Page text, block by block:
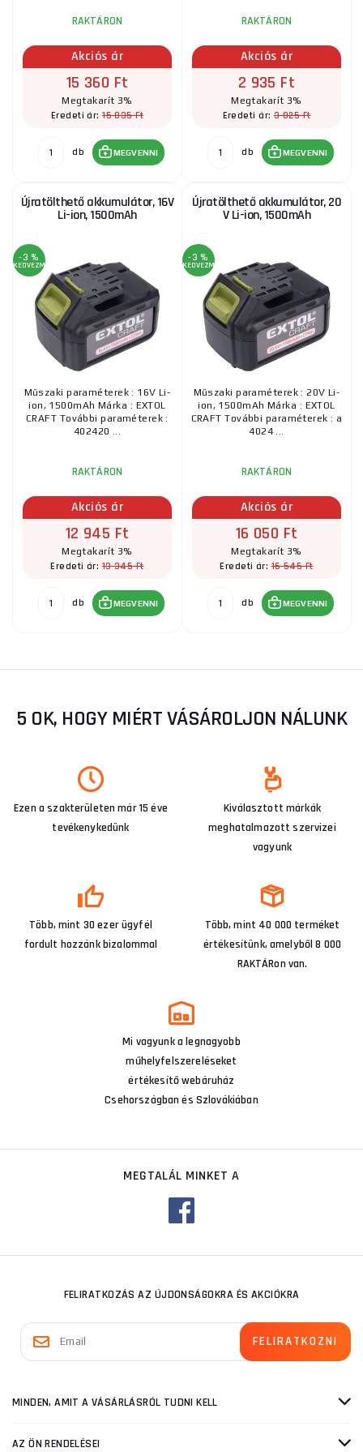
RAKTÁRON
Akciós ár
15 360 Ft
Megtakarít 3%
Eredeti ár:15 835 Ft
db MEGVENNI
RAKTÁRON
Akciós ár
2 935 Ft
Megtakarít 3%
Eredeti ár:3 025 Ft
db MEGVENNI
Újratölthető akkumulátor, 16V
Li-ion, 1500mAh
-3 %
KEDVEZMÉNY
Műszaki paraméterek : 16V Li-
ion, 1500mAh Márka : EXTOL
CRAFT További paraméterek :
402420 ...
RAKTÁRON
Akciós ár
12 945 Ft
Megtakarít 3%
Eredeti ár:13 345 Ft
db MEGVENNI
Újratölthető akkumulátor, 20
V Li-ion, 1500mAh
-3 %
KEDVEZMÉNY
Műszaki paraméterek : 20V Li-
ion, 1500mAh Márka : EXTOL
CRAFT További paraméterek : a
4024 ...
RAKTÁRON
Akciós ár
16 050 Ft
Megtakarít 3%
Eredeti ár:16 545 Ft
db MEGVENNI
5 OK, HOGY MIÉRT VÁSÁROLJON NÁLUNK
Ezen a szakterületen már 15 éve
tevékenykedünk
Kiválasztott márkák
meghatalmazott szervizei
vagyunk
Több, mint 30 ezer ügyfél
fordult hozzánk bizalommal
Több, mint 40 000 terméket
értékesítünk, amelyből 8 000
RAKTÁRon van.
Mi vagyunk a legnagyobb
műhelyfelszereléseket
értékesítő webáruház
Csehországban és Szlovákiában
MEGTALÁL MINKET A
FELIRATKOZÁS AZ ÚJDONSÁGOKRA ÉS AKCIÓKRA
MINDEN, AMIT A VÁSÁRLÁSRÓL TUDNI KELL
AZ ÖN RENDELÉSEI